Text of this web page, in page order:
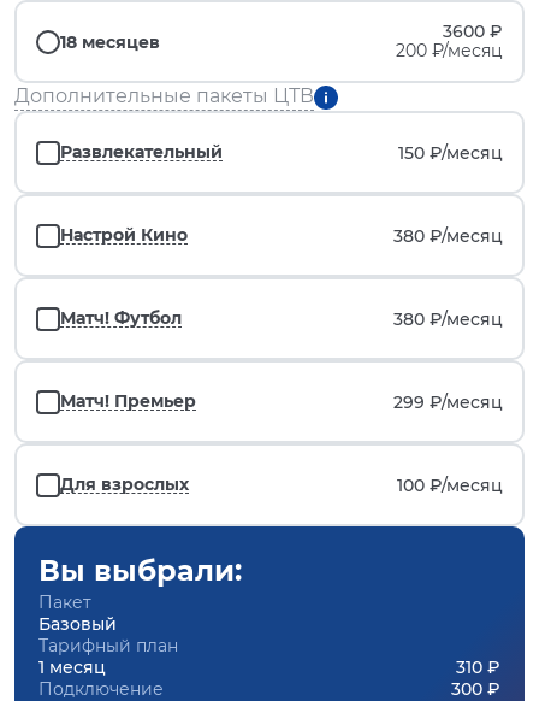
18 месяцев
3600 ₽
200 ₽/месяц
Дополнительные пакеты ЦТВ
Развлекательный 150 ₽/месяц
Настрой Кино 380 ₽/месяц
Матч! Футбол 380 ₽/месяц
Матч! Премьер 299 ₽/месяц
Для взрослых 100 ₽/месяц
Вы выбрали:
Пакет
Базовый
Тарифный план
1 месяц
310 ₽
Подключение
300 ₽